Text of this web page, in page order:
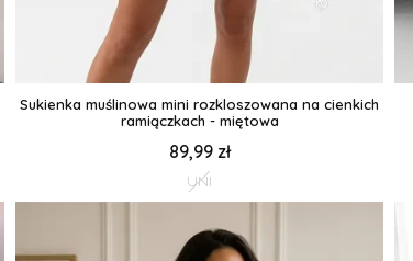
Sukienka muślinowa mini rozkloszowana na cienkich
ramiączkach - miętowa
89,99 zł
UNI